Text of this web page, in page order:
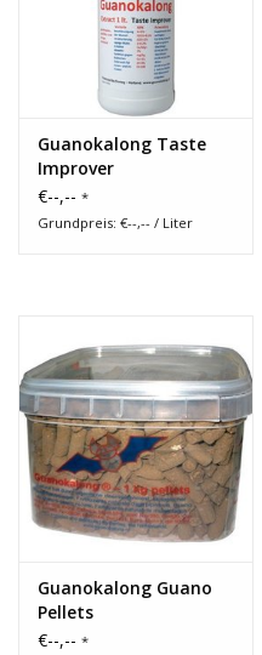
Guanokalong Taste
Improver
€--,-- *
Grundpreis: €--,-- / Liter
Guanokalong Guano
Pellets
€--,-- *